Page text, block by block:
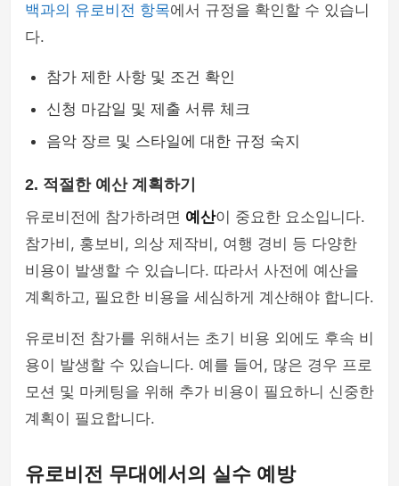
백과의 유로비전 항목에서 규정을 확인할 수 있습니
다.
참가 제한 사항 및 조건 확인
신청 마감일 및 제출 서류 체크
음악 장르 및 스타일에 대한 규정 숙지
2. 적절한 예산 계획하기
유로비전에 참가하려면 예산이 중요한 요소입니다.
참가비, 홍보비, 의상 제작비, 여행 경비 등 다양한
비용이 발생할 수 있습니다. 따라서 사전에 예산을
계획하고, 필요한 비용을 세심하게 계산해야 합니다.
유로비전 참가를 위해서는 초기 비용 외에도 후속 비
용이 발생할 수 있습니다. 예를 들어, 많은 경우 프로
모션 및 마케팅을 위해 추가 비용이 필요하니 신중한
계획이 필요합니다.
유로비전 무대에서의 실수 예방